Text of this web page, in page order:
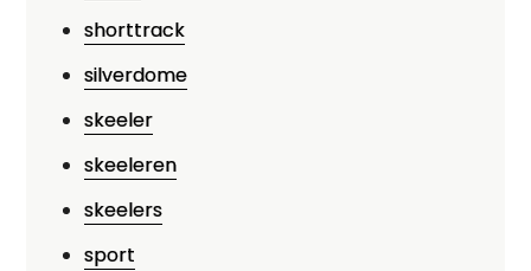
shorttrack
silverdome
skeeler
skeeleren
skeelers
sport